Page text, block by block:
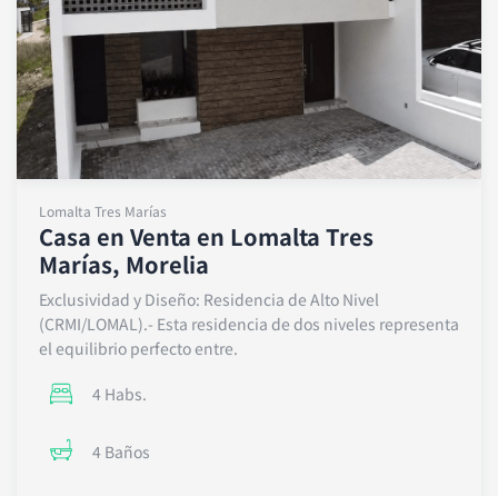
s
a
p
p
Lomalta Tres Marías
Casa en Venta en Lomalta Tres
Marías, Morelia
Exclusividad y Diseño: Residencia de Alto Nivel
(CRMI/LOMAL).- Esta residencia de dos niveles representa
el equilibrio perfecto entre.
4 Habs.
4 Baños